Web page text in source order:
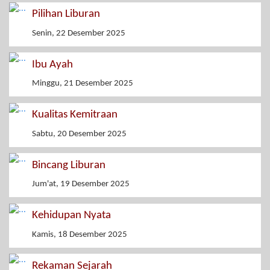
Pilihan Liburan
Senin, 22 Desember 2025
Ibu Ayah
Minggu, 21 Desember 2025
Kualitas Kemitraan
Sabtu, 20 Desember 2025
Bincang Liburan
Jum'at, 19 Desember 2025
Kehidupan Nyata
Kamis, 18 Desember 2025
Rekaman Sejarah